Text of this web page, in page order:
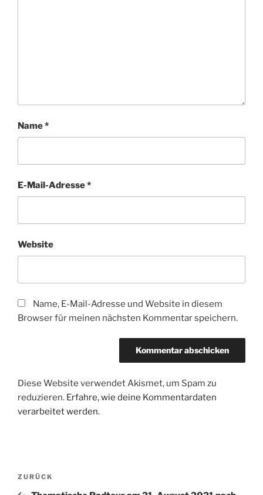
Name*
E-Mail-Adresse*
Website
Name, E-Mail-Adresse und Website in diesem
Browser für meinen nächsten Kommentar speichern.
Diese Website verwendet Akismet, um Spam zu
reduzieren. Erfahre, wie deine Kommentardaten
verarbeitet werden.
Beitragsnavigation
Vorheriger
Beitrag
ZURÜCK